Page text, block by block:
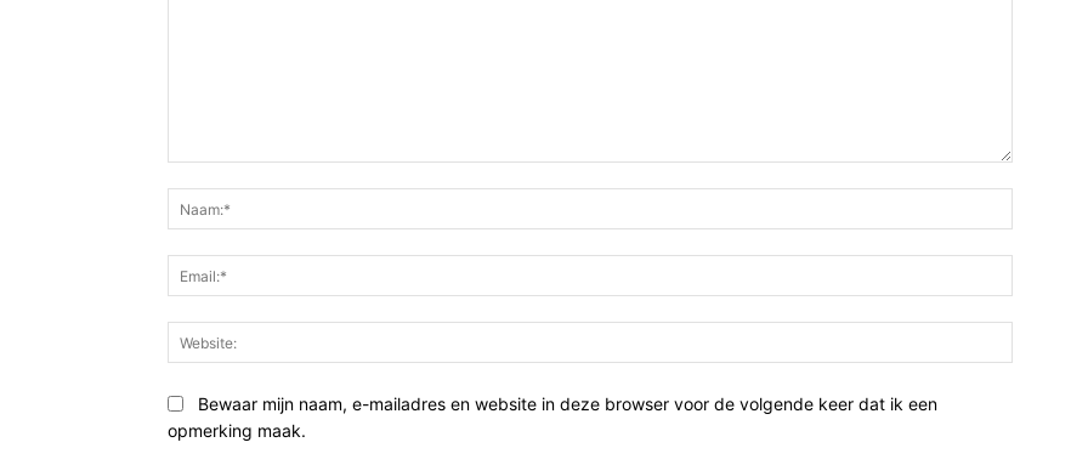
Bewaar mijn naam, e-mailadres en website in deze browser voor de volgende keer dat ik een
opmerking maak.